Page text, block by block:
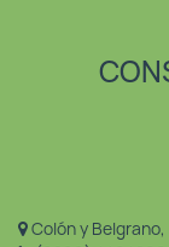
Colón y